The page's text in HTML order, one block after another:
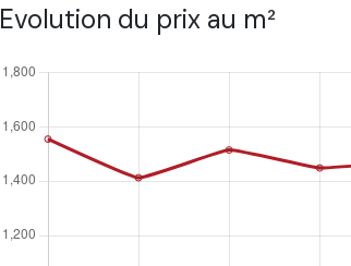
Evolution du prix au m²